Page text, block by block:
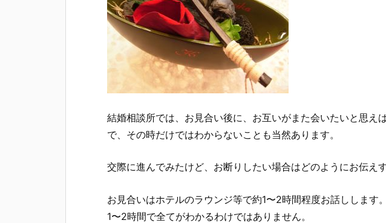
結婚相談所では、お見合い後に、お互いがまた会いたいと思
で、その時だけではわからないことも当然あります。
交際に進んでみたけど、お断りしたい場合はどのようにお伝え
お見合いはホテルのラウンジ等で約1〜2時間程度お話ししま
1〜2時間で全てがわかるわけではありません。